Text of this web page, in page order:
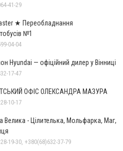
41-29
★ Переобладнання
№1
04-04
Hyundai — офіційний дилер у Вінниці
17-47
ОФІС ОЛЕКСАНДРА МАЗУРА
10-17
- Цілителька, Мольфарка, Маг,
19-30, +380(68)632-37-79